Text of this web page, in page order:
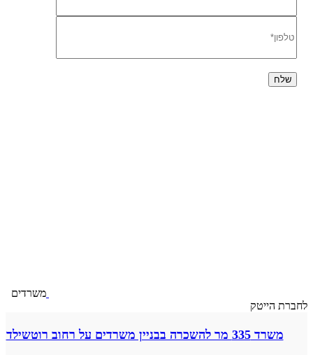
משרדים
לחברת הייטק
משרד 335 מר להשכרה בבניין משרדים על רחוב רוטשילד